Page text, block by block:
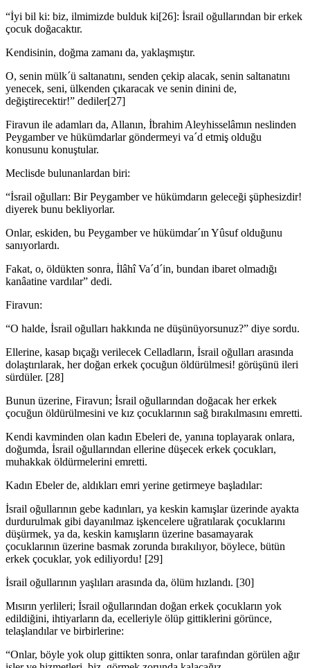
“İyi bil ki: biz, ilmimizde bulduk ki[26]: İsrail oğullarından bir erkek
çocuk do­ğacaktır.
Kendisinin, doğma zamanı da, yaklaşmıştır.
O, senin mülk´ü saltanatını, senden çekip alacak, senin saltanatını
yenecek, seni, ülkenden çıkaracak ve senin dinini de,
değiştirecektir!” dediler[27]
Firavun ile adamları da, Allanın, İbrahim Aleyhisselâmın neslinden
Peygam­ber ve hükümdarlar göndermeyi va´d etmiş olduğu
konusunu konuştular.
Meclisde bulunanlardan biri:
“İsrail oğulları: Bir Peygamber ve hükümdarın geleceği şüphesizdir!
diyerek bunu bekliyorlar.
Onlar, eskiden, bu Peygamber ve hükümdar´ın Yûsuf olduğunu
sanıyorlardı.
Fakat, o, öldükten sonra, İlâhî Va´d´in, bundan ibaret olmadığı
kanâatine vardılar” dedi.
Firavun:
“O halde, İsrail oğulları hakkında ne düşünüyorsunuz?” diye sordu.
Ellerine, kasap bıçağı verilecek Celladların, İsrail oğulları arasında
dolaştırıla­rak, her doğan erkek çocuğun öldürülmesi! görüşünü ileri
sürdüler. [28]
Bunun üzerine, Firavun; İsrail oğullarından doğacak her erkek
çocuğun öldü­rülmesini ve kız çocuklarının sağ bırakılmasını emretti.
Kendi kavminden olan kadın Ebeleri de, yanına toplayarak onlara,
doğumda, İsrail oğullarından ellerine düşecek erkek çocukları,
muhakkak öldürmelerini emretti.
Kadın Ebeler de, aldıkları emri yerine getirmeye başladılar:
İsrail oğullarının gebe kadınları, ya keskin kamışlar üzerinde ayakta
durdurul­mak gibi dayanılmaz işkencelere uğratılarak çocuklarını
düşürmek, ya da, kes­kin kamışların üzerine basamayarak
çocuklarının üzerine basmak zorunda bıra­kılıyor, böylece, bütün
erkek çocuklar, yok ediliyordu! [29]
İsrail oğullarının yaşlıları arasında da, ölüm hızlandı. [30]
Mısırın yerlileri; İsrail oğullarından doğan erkek çocukların yok
edildiğini, ihti­yarların da, ecelleriyle ölüp gittiklerini görünce,
telaşlandılar ve birbirlerine:
“Onlar, böyle yok olup gittikten sonra, onlar tarafından görülen ağır